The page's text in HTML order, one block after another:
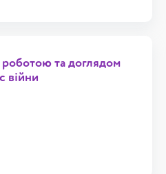
та доглядом
війни